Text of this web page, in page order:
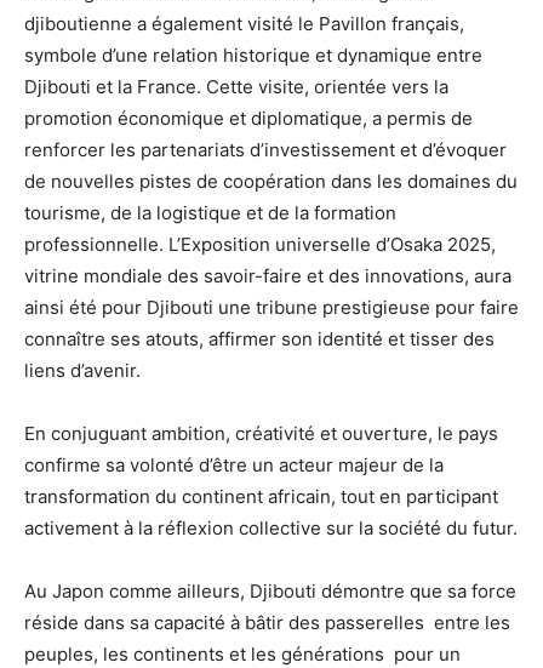
djiboutienne a également visité le Pavillon français,
symbole d’une relation historique et dynamique entre
Djibouti et la France. Cette visite, orientée vers la
promotion économique et diplomatique, a permis de
renforcer les partenariats d’investissement et d’évoquer
de nouvelles pistes de coopération dans les domaines du
tourisme, de la logistique et de la formation
professionnelle. L’Exposition universelle d’Osaka 2025,
vitrine mondiale des savoir-faire et des innovations, aura
ainsi été pour Djibouti une tribune prestigieuse pour faire
connaître ses atouts, affirmer son identité et tisser des
liens d’avenir.
En conjuguant ambition, créativité et ouverture, le pays
confirme sa volonté d’être un acteur majeur de la
transformation du continent africain, tout en participant
activement à la réflexion collective sur la société du futur.
Au Japon comme ailleurs, Djibouti démontre que sa force
réside dans sa capacité à bâtir des passerelles entre les
peuples, les continents et les générations pour un